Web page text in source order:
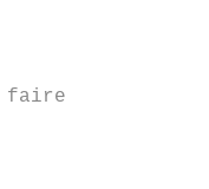
faire